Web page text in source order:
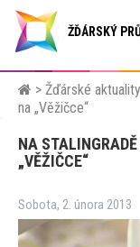
ŽĎÁRSKÝ
> Žďárské aktuality
na „Věžičce“
NA
„VĚŽIČCE“
Sobota, 2. února 2013